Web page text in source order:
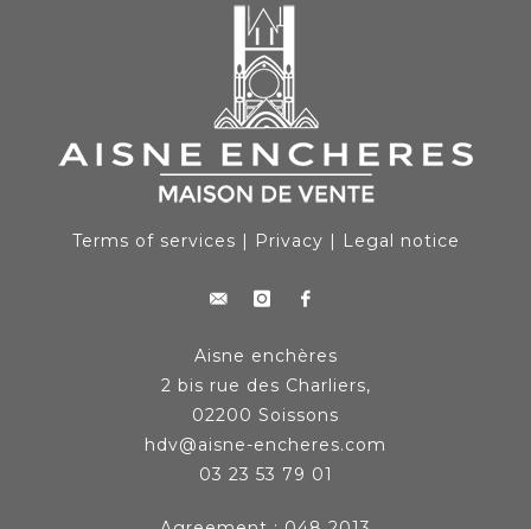
Terms of services | Privacy | Legal notice
Aisne enchères
2 bis rue des Charliers,
02200 Soissons
hdv@aisne-encheres.com
03 23 53 79 01